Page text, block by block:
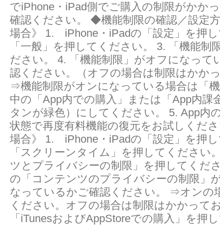
でiPhone・iPad側でご購入の制限がかか
確認ください。 ◆機能制限の確認／設定
場合》 1. iPhone・iPadの「設定」を押
「一般」を押してください。 3. 「機能制
ださい。 4. 「機能制限」がオフになって
認ください。（オフの場合は制限はかか
⇒機能制限がオンになっている場合は「
中の「App内での購入」または「App内課
タンが緑色）にしてください。 5. App内
状態で再度有料機能の復元をお試しくだ
場合》 1. iPhone・iPadの「設定」を押
「スクリーンタイム」を押してください
ツとプライバシーの制限」を押してくだ
の「コンテンツのプライバシーの制限」
なっているかご確認ください。 ⇒オンの
ください。オフの場合は制限はかかって
「iTunesおよびAppStoreでの購入」を押